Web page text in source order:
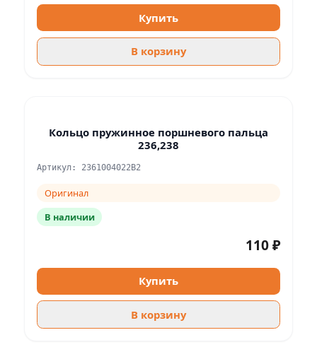
Купить
В корзину
Кольцо пружинное поршневого пальца
236,238
Артикул: 2361004022B2
Оригинал
В наличии
110 ₽
Купить
В корзину